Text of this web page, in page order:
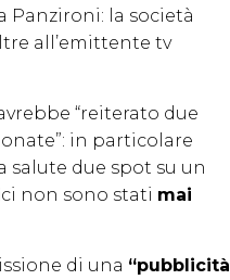
la società
all’emittente tv
“reiterato due
in particolare
salute due spot su un
non sono stati mai
di una “pubblicità